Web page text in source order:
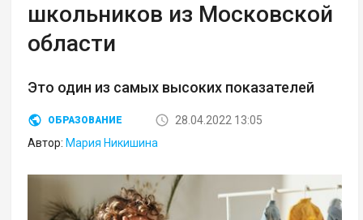
школьников из Московской
области
Это один из самых высоких показателей
ОБРАЗОВАНИЕ
28.04.2022 13:05
Автор: Мария Никишина